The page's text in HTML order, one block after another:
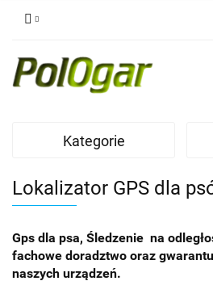
Kategorie
Lokalizator GPS dla
Gps dla psa, Śledzenie na
fachowe doradztwo oraz
naszych urządzeń.